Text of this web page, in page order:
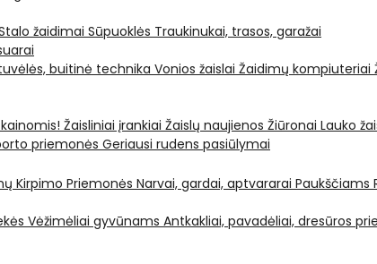
žaidimai Sūpuoklės Traukinukai, trasos, garažai
buitinė technika Vonios žaislai Žaidimų kompiuteriai
Žaisliniai įrankiai Žaislų naujienos Žiūronai Lauko
priemonės Geriausi rudens pasiūlymai
Kirpimo Priemonės Narvai, gardai, aptvararai Paukščiams
Vėžimėliai gyvūnams Antkakliai, pavadėliai, dresūros